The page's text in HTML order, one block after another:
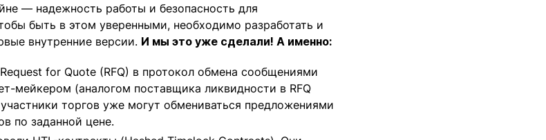
— надежность работы и безопасность для
быть в этом уверенными, необходимо разработать и
внутренние версии. И мы это уже сделали! А именно:
for Quote (RFQ) в протокол обмена сообщениями
мейкером (аналогом поставщика ликвидности в RFQ
торгов уже могут обмениваться предложениями
по заданной цене.